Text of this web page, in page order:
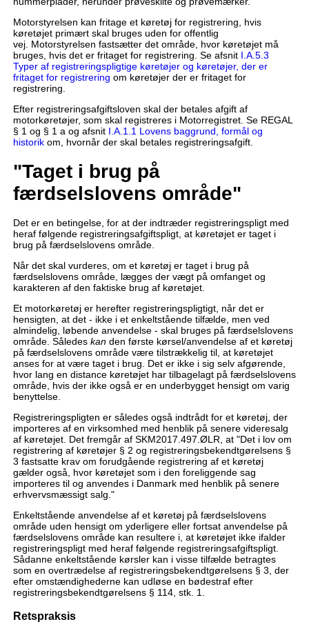
Motorstyrelsen kan fritage et køretøj for registrering, hvis
køretøjet primært skal bruges uden for offentlig
vej. Motorstyrelsen fastsætter det område, hvor køretøjet må
bruges, hvis det er fritaget for registrering. Se afsnit I.A.5.3
Typer af registreringspligtige køretøjer og køretøjer, der er
fritaget for registrering om køretøjer der er fritaget for
registrering.
Efter registreringsafgiftsloven skal der betales afgift af
motorkøretøjer, som skal registreres i Motorregistret. Se REGAL
§ 1 og § 1 a og afsnit I.A.1.1 Lovens baggrund, formål og
historikom, hvornår der skal betales registreringsafgift.
"Taget i brug på
færdselslovens område"
Det er en betingelse, for at der indtræder registreringspligt med
heraf følgende registreringsafgiftspligt, at køretøjet er taget i
brug på færdselslovens område.
Når det skal vurderes, om et køretøj er taget i brug på
færdselslovens område, lægges der vægt på omfanget og
karakteren af den faktiske brug af køretøjet.
Et motorkøretøj er herefter registreringspligtigt, når det er
hensigten, at det - ikke i et enkeltstående tilfælde, men ved
almindelig, løbende anvendelse - skal bruges på færdselslovens
område. Således kanden første kørsel/anvendelse af et køretøj
på færdselslovens område være tilstrækkelig til, at køretøjet
anses for at være taget i brug. Det er ikke i sig selv afgørende,
hvor lang en distance køretøjet har tilbagelagt på færdselslovens
område, hvis der ikke også er en underbygget hensigt om varig
benyttelse.
Registreringspligten er således også indtrådt for et køretøj, der
importeres af en virksomhed med henblik på senere videresalg
af køretøjet. Det fremgår af SKM2017.497.ØLR, at "Det i lov om
registrering af køretøjer § 2 og registreringsbekendtgørelsens §
3 fastsatte krav om forudgående registrering af et køretøj
gælder også, hvor køretøjet som i den fore­liggende sag
importeres til og anvendes i Danmark med henblik på senere
erhvervsmæssigt salg."
Enkeltstående anvendelse af et køretøj på færdselslovens
område uden hensigt om yderligere eller fortsat anvendelse på
færdselslovens område kan resultere i, at køretøjet ikke ifalder
registreringspligt med heraf følgende registreringsafgiftspligt.
Sådanne enkeltstående kørsler kan i visse tilfælde betragtes
som en overtrædelse af registreringsbekendtgørelsens § 3, der
efter omstændighederne kan udløse en bødestraf efter
registreringsbekendtgørelsens § 114, stk. 1.
Retspraksis